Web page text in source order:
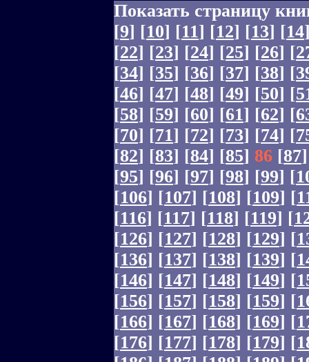
Показать страницу
[9] [10] [11] [12] [13] [14
[22] [23] [24] [25] [26] [
[34] [35] [36] [37] [38] [
[46] [47] [48] [49] [50] [
[58] [59] [60] [61] [62] [
[70] [71] [72] [73] [74] [
[82] [83] [84] [85] 86 [87]
[95] [96] [97] [98] [99] [
[106] [107] [108] [109] [
[116] [117] [118] [119] [
[126] [127] [128] [129] [
[136] [137] [138] [139] [
[146] [147] [148] [149] [
[156] [157] [158] [159] [
[166] [167] [168] [169] [
[176] [177] [178] [179] [